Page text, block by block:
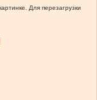
Для перезагрузки